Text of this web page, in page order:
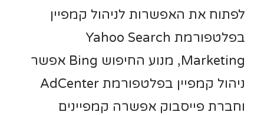
לפתוח את האפשרות לניהול קמפיין
בפלטפורמת Yahoo Search
Marketing, מנוע החיפוש Bing אפשר
ניהול קמפיין בפלטפורמת AdCenter
וחברת פייסבוק אפשרה קמפיינים